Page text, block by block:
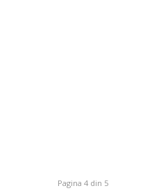
Pagina 4 din 5